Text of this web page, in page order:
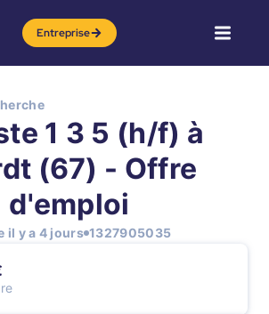
Entreprise
1 3 5 (h/f) à
(67) - Offre
d'emploi
il y a 4 jours 1327905035